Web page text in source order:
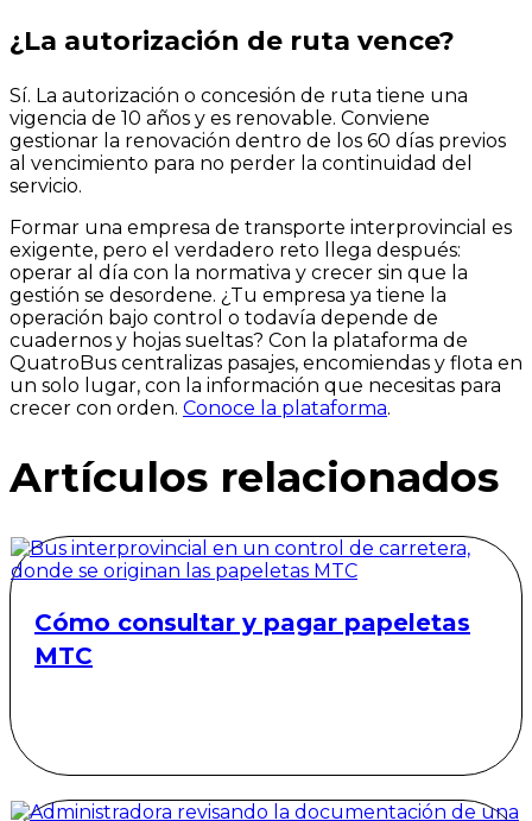
¿La autorización de ruta vence?
Sí. La autorización o concesión de ruta tiene una
vigencia de 10 años y es renovable. Conviene
gestionar la renovación dentro de los 60 días previos
al vencimiento para no perder la continuidad del
servicio.
Formar una empresa de transporte interprovincial es
exigente, pero el verdadero reto llega después:
operar al día con la normativa y crecer sin que la
gestión se desordene. ¿Tu empresa ya tiene la
operación bajo control o todavía depende de
cuadernos y hojas sueltas? Con la plataforma de
QuatroBus centralizas pasajes, encomiendas y flota en
un solo lugar, con la información que necesitas para
crecer con orden. Conoce la plataforma.
Artículos relacionados
Cómo consultar y pagar papeletas
MTC